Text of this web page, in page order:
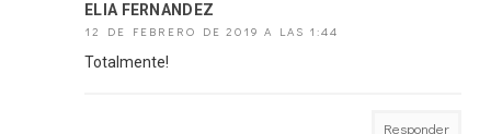
ELIA FERNANDEZ
12 DE FEBRERO DE 2019 A LAS 1:44
Totalmente!
Responder